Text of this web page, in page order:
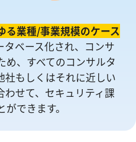
る業種/事業規模のケース
タベース化され、コンサ
め、すべてのコンサルタ
社もしくはそれに近しい
わせて、セキュリティ課
できます。